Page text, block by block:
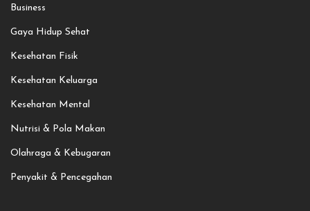
Business
Gaya Hidup Sehat
Kesehatan Fisik
Kesehatan Keluarga
Kesehatan Mental
Nutrisi & Pola Makan
Olahraga & Kebugaran
Penyakit & Pencegahan